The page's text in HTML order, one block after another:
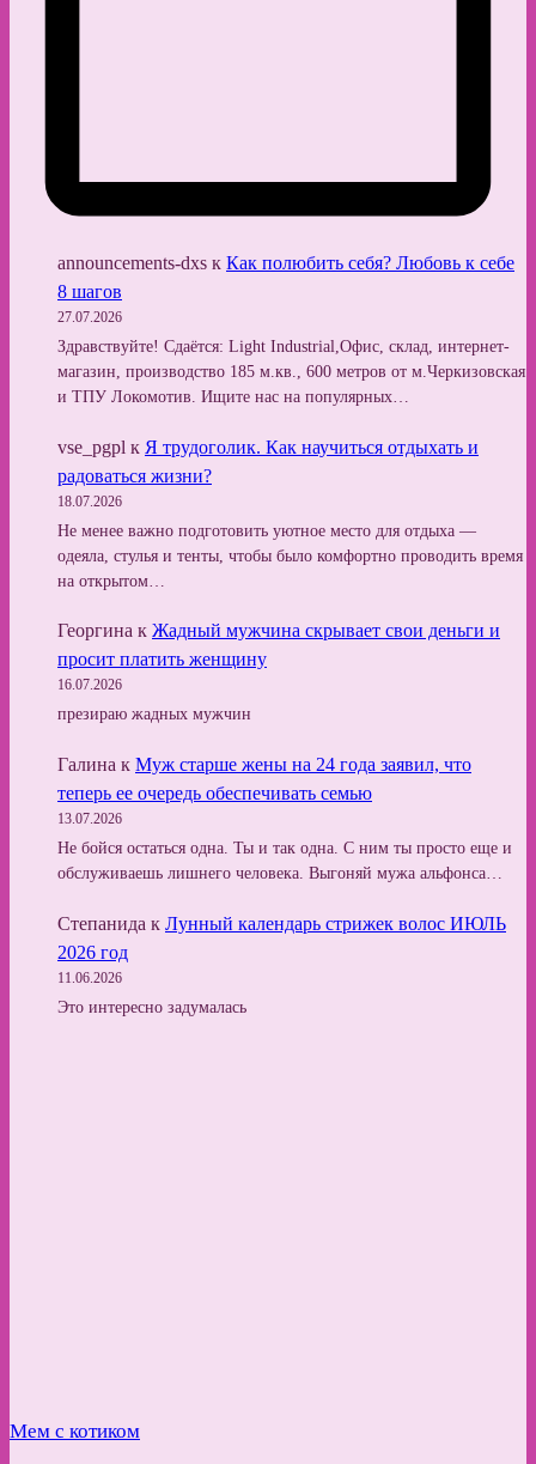
announcements-dxs к Как полюбить себя? Любовь к себе
8 шагов
27.07.2026
Здравствуйте! Сдаётся: Light Industrial,Офис, склад, интернет-
магазин, производство 185 м.кв., 600 метров от м.Черкизовская
и ТПУ Локомотив. Ищите нас на популярных…
vse_pgpl к Я трудоголик. Как научиться отдыхать и
радоваться жизни?
18.07.2026
Не менее важно подготовить уютное место для отдыха —
одеяла, стулья и тенты, чтобы было комфортно проводить время
на открытом…
Георгина к Жадный мужчина скрывает свои деньги и
просит платить женщину
16.07.2026
презираю жадных мужчин
Галина к Муж старше жены на 24 года заявил, что
теперь ее очередь обеспечивать семью
13.07.2026
Не бойся остаться одна. Ты и так одна. С ним ты просто еще и
обслуживаешь лишнего человека. Выгоняй мужа альфонса…
Степанида к Лунный календарь стрижек волос ИЮЛЬ
2026 год
11.06.2026
Это интересно задумалась
Мем с котиком